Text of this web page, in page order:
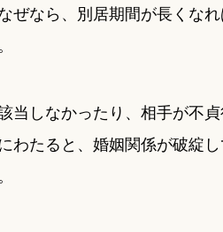
ぜなら、別居期間が長くな
当しなかったり、相手が不
わたると、婚姻関係が破綻